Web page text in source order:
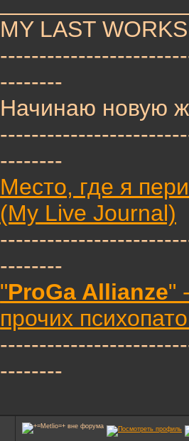
MY LAST
--------
Начинаю новую
--------
Место, где я
(My Live Journal)
--------
"ProGa Allianze"
прочих
--------